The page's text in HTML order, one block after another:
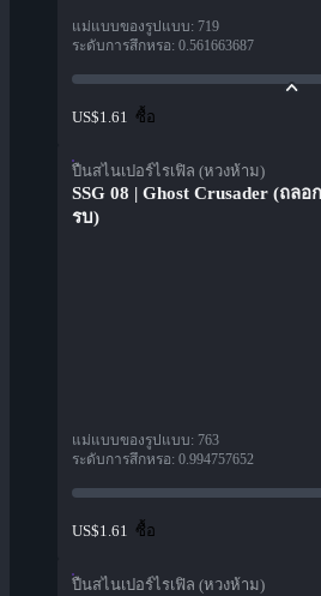
แม่แบบของรูปแบบ: 719
ระดับการสึกหรอ: 0.561663687
US$1.61 ซื้อ
ปืนสไนเปอร์ไรเฟิล (หวงห้าม)
SSG 08 | Ghost Crusader (ถล
รบ)
แม่แบบของรูปแบบ: 763
ระดับการสึกหรอ: 0.994757652
US$1.61 ซื้อ
ปืนสไนเปอร์ไรเฟิล (หวงห้าม)